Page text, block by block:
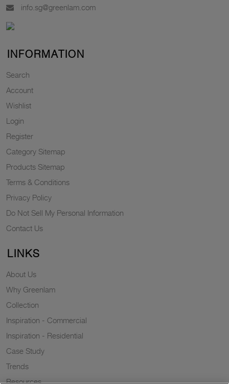
info.sg@greenlam.com
INFORMATION
Search
Account
Wishlist
Login
Register
Category Sitemap
Products Sitemap
Terms & Conditions
Privacy Policy
Do Not Sell My Personal Information
Contact Us
LINKS
About Us
Why Greenlam
Collection
Inspiration - Commercial
Inspiration - Residential
Case Study
Trends
Resources